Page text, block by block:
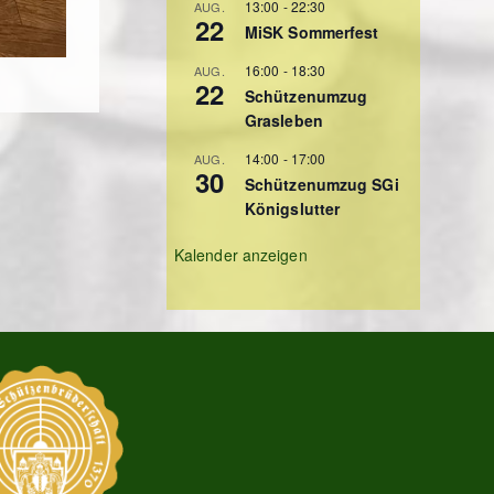
AUG.
22
13:00 -22:30
MiSK Sommerfest
AUG.
22
16:00 - 18:30
Schützenumzug
Grasleben
AUG.
30
14:00 - 17:00
Schützenumzug SGi
Königslutter
Kalender anzeigen